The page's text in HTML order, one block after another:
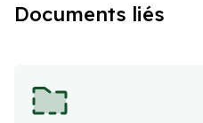
Documents liés